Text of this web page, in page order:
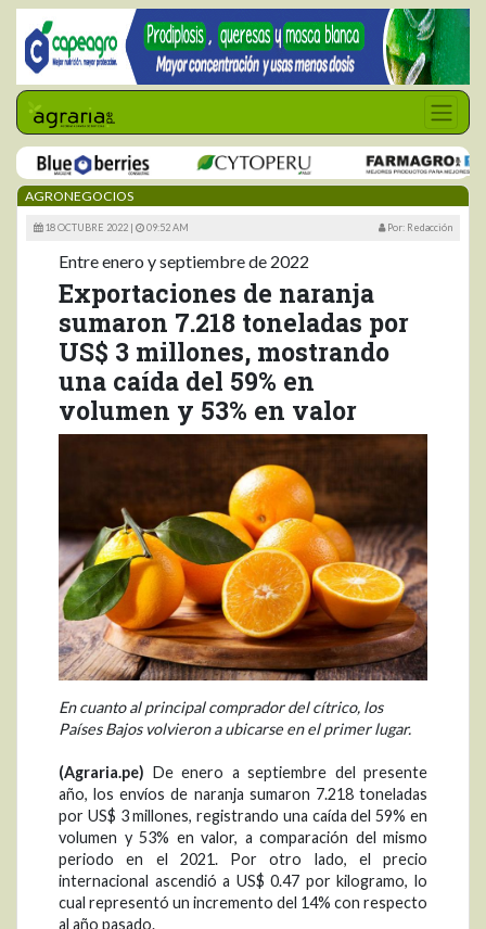
AGRONEGOCIOS
18 OCTUBRE 2022 | 09:52 AM Por: Redacción
Entre enero y septiembre de 2022
Exportaciones de naranja
sumaron 7.218 toneladas por
US$ 3 millones, mostrando
una caída del 59% en
volumen y 53% en valor
En cuanto al principal comprador del cítrico, los
Países Bajos volvieron a ubicarse en el primer lugar.
(Agraria.pe) De enero a septiembre del presente
año, los envíos de naranja sumaron 7.218 toneladas
por US$ 3 millones, registrando una caída del 59% en
volumen y 53% en valor, a comparación del mismo
periodo en el 2021. Por otro lado, el precio
internacional ascendió a US$ 0.47 por kilogramo, lo
cual representó un incremento del 14% con respecto
al año pasado.